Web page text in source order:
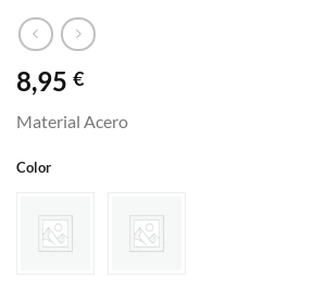
8,95 €
Material Acero
Color